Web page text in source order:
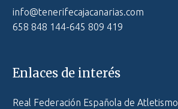
info@tenerifecajacanarias.com
658 848 144-645 809 419
Enlaces de interés
Real Federación Española de Atletismo